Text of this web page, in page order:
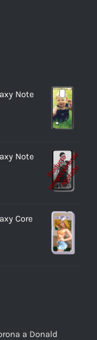
Note
Note
Core
a Donald